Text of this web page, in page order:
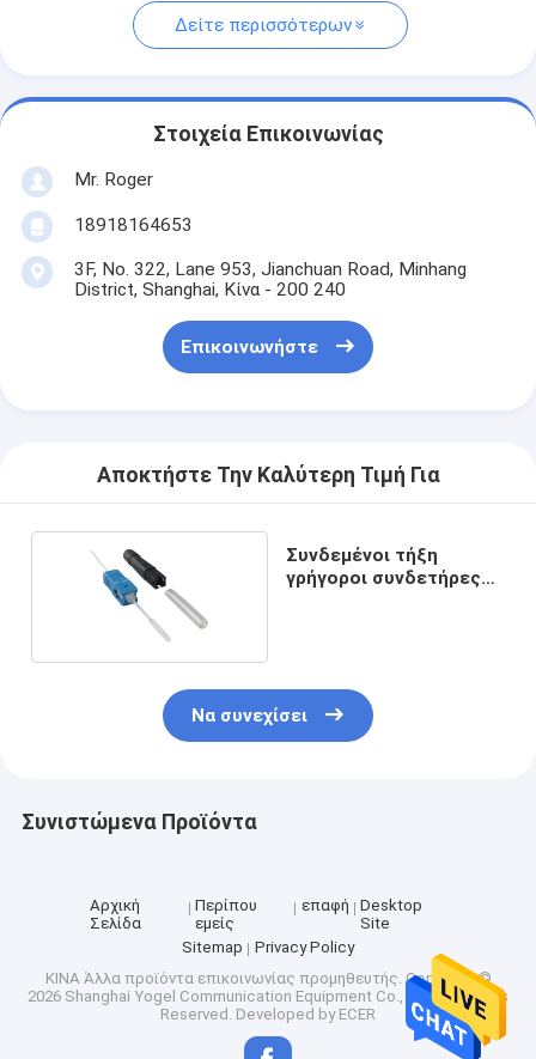
Δείτε περισσότερων
Στοιχεία Επικοινωνίας
Mr. Roger
18918164653
3F, No. 322, Lane 953, Jianchuan Road, Minhang
District, Shanghai, Κίνα - 200 240
Επικοινωνήστε
Αποκτήστε Την Καλύτερη Τιμή Για
Συνδεμένοι τήξη
γρήγοροι συνδετήρες
Να συνεχίσει
Συνιστώμενα Προϊόντα
Αρχική
Σελίδα
Περίπου
εμείς
επαφή
Desktop
Site
Sitemap
Privacy Policy
ΚΙΝΑ Άλλα προϊόντα επικοινωνίας προμηθευτής. Copyright ©
2026 Shanghai Yogel Communication Equipment Co., Ltd.. All Rights
Reserved. Developed by ECER